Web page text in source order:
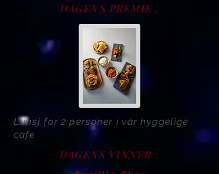
DAGENS PREMIE :
Lunsj for 2 personer i vår hyggelige
cafe
DAGENS VINNER :